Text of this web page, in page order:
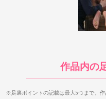
足裏が登場するのは1シーン
と四つん這いの足裏が登場し
まず最初に足裏を見られる
全体が登場。短時間なのが残
作品内の
※足裏ポイントの記載は最大5つまで。作